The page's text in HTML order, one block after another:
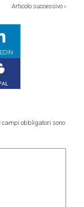
Articolo successivo›
I campi obbligatori sono